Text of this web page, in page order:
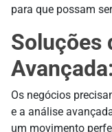
para que possam
Soluções
Os negócios
e a análise
um movimento